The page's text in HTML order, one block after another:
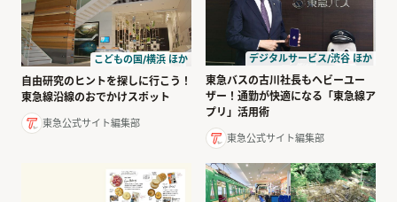
こどもの国/横浜 ほか
自由研究のヒントを探しに行こう！
東急線沿線のおでかけスポット
東急公式サイト編集部
デジタルサービス/渋谷 ほか
東急バスの古川社長もヘビーユー
ザー！通勤が快適になる「東急線ア
プリ」活用術
東急公式サイト編集部